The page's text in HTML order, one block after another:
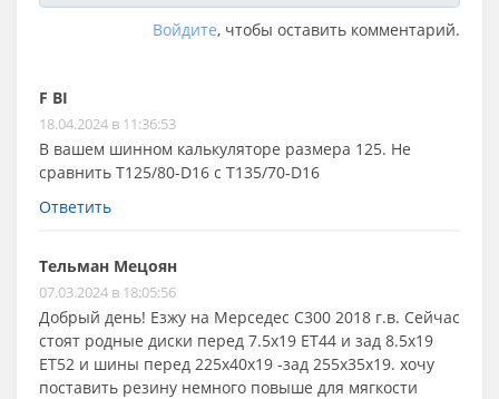
Войдите, чтобы оставить комментарий.
F BI
18.04.2024 в 11:36:53
В вашем шинном калькуляторе размера 125. Не
сравнить T125/80-D16 с Т135/70-D16
Ответить
Тельман Мецоян
07.03.2024 в 18:05:56
Добрый день! Езжу на Мерседес С300 2018 г.в. Сейчас
стоят родные диски перед 7.5x19 ET44 и зад 8.5x19
ET52 и шины перед 225х40х19 -зад 255х35х19. хочу
поставить резину немного повыше для мягкости